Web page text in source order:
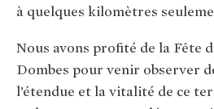
à quelques kilomètres
Nous avons profité de la Fête
Dombes pour venir observer
l’étendue et la vitalité de ce